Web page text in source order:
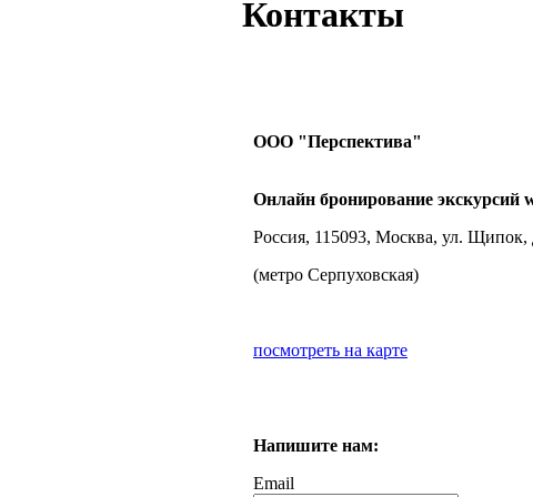
Контакты
ООО "Перспектива"
Онлайн бронирование экскурсий
Россия, 115093, Москва, ул. Щипок,
(метро Серпуховская)
посмотреть на карте
Напишите нам:
Email